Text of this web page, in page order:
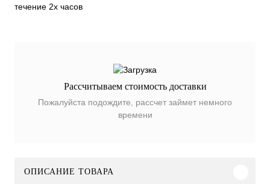
течение 2х часов
Рассчитываем стоимость доставки
Пожалуйста подождите, рассчет займет немного
времени
ОПИСАНИЕ ТОВАРА